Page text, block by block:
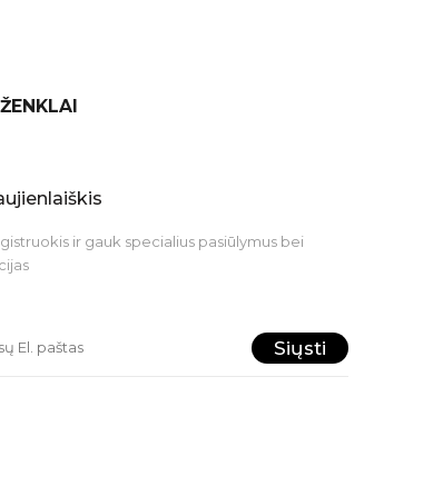
ir gauk specialius pasiūlymus bei
Siųsti